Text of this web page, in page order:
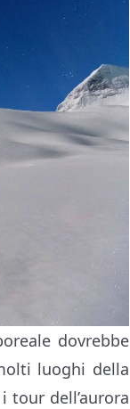
dovrebbe
luoghi della
tour dell’aurora